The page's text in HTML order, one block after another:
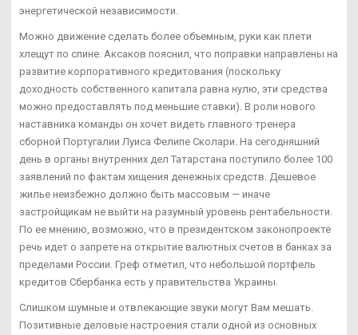
энергетической независимости.
Можно движение сделать более объемным, руки как плети
хлещут по спине. Аксаков пояснил, что поправки направлены на
развитие корпоративного кредитования (поскольку
доходность собственного капитала равна нулю, эти средства
можно предоставлять под меньшие ставки). В роли нового
наставника команды он хочет видеть главного тренера
сборной Португалии Луиса Фелипе Сколари. На сегодняшний
день в органы внутренних дел Татарстана поступило более 100
заявлений по фактам хищения денежных средств. Дешевое
жилье неизбежно должно быть массовым — иначе
застройщикам не выйти на разумный уровень рентабельности.
По ее мнению, возможно, что в президентском законопроекте
речь идет о запрете на открытие валютных счетов в банках за
пределами России. Греф отметил, что небольшой портфель
кредитов Сбербанка есть у правительства Украины.
Слишком шумные и отвлекающие звуки могут Вам мешать.
Позитивные деловые настроения стали одной из основных